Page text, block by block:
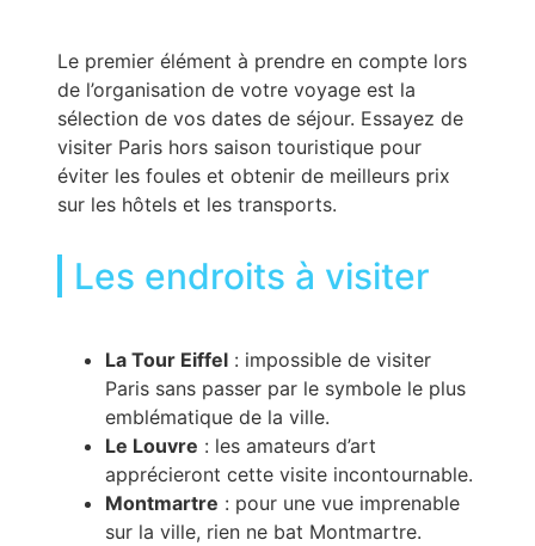
Le premier élément à prendre en compte lors
de l’organisation de votre voyage est la
sélection de vos dates de séjour. Essayez de
visiter Paris hors saison touristique pour
éviter les foules et obtenir de meilleurs prix
sur les hôtels et les transports.
Les endroits à visiter
La Tour Eiffel : impossible de visiter
Paris sans passer par le symbole le plus
emblématique de la ville.
Le Louvre : les amateurs d’art
apprécieront cette visite incontournable.
Montmartre : pour une vue imprenable
sur la ville, rien ne bat Montmartre.